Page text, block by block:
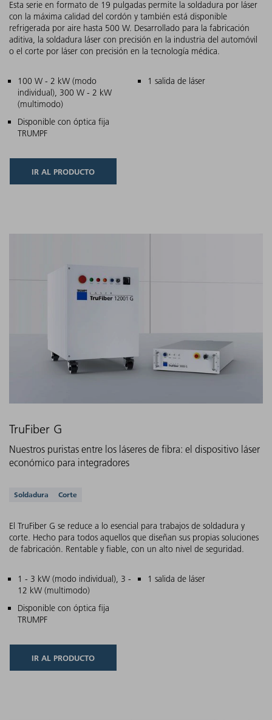
Esta serie en formato de 19 pulgadas permite la soldadura por láser
con la máxima calidad del cordón y también está disponible
refrigerada por aire hasta 500 W. Desarrollado para la fabricación
aditiva, la soldadura láser con precisión en la industria del automóvil
o el corte por láser con precisión en la tecnología médica.
Características principales
100 W - 2 kW (modo
individual), 300 W - 2 kW
(multimodo)
1 salida de láser
Disponible con óptica fija
TRUMPF
IR AL PRODUCTO
TruFiber G
Nuestros puristas entre los láseres de fibra: el dispositivo láser
económico para integradores
Aplicaciones compatibles
Soldadura Corte
El TruFiber G se reduce a lo esencial para trabajos de soldadura y
corte. Hecho para todos aquellos que diseñan sus propias soluciones
de fabricación. Rentable y fiable, con un alto nivel de seguridad.
Características principales
1 - 3 kW (modo individual), 3 -
12 kW (multimodo)
1 salida de láser
Disponible con óptica fija
TRUMPF
IR AL PRODUCTO